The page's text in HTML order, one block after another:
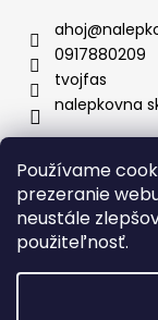
Používame
prezeranie
neustále
použiteľnosť.
ahoj@
0917880209
tvojfas
nalepkovna
Podmienky
Doprava a
Napíšte